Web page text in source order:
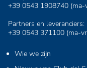
+39 0543 1908740
Partners en leveranciers:
+39 0543 371100 (ma-
Wie we zijn